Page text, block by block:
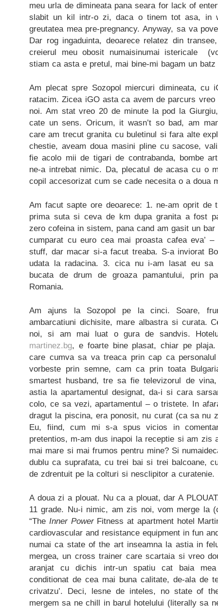
meu urla de dimineata pana seara for lack of
slabit un kil intr-o zi, daca o tinem tot asa, in
greutatea mea pre-pregnancy. Anyway, sa va
Dar rog ingaduinta, deoarece relatez din
creierul meu obosit numaisinumai istericale
stiam ca asta e pretul, mai bine-mi bagam un
Am plecat spre Sozopol miercuri dimineata, cu
ratacim. Zicea iGO asta ca avem de parcurs
noi. Am stat vreo 20 de minute la pod la
cate un sens. Oricum, it wasn’t so bad, am
care am trecut granita cu buletinul si fara alte
chestie, aveam doua masini pline cu sacose,
fie acolo mii de tigari de contrabanda, bombe
ne-a intrebat nimic. Da, plecatul de acasa cu o
copil accesorizat cum se cade necesita o a doua
Am facut sapte ore deoarece: 1. ne-am oprit de
prima suta si ceva de km dupa granita a fost
zero cofeina in sistem, pana cand am gasit un
cumparat cu euro cea mai proasta cafea eva’
stuff, dar macar si-a facut treaba. S-a inviorat
udata la radacina. 3. cica nu i-am lasat eu sa
bucata de drum de groaza pamantului, prin
Romania.
Am ajuns la Sozopol pe la cinci. Soare,
ambarcatiuni dichisite, mare albastra si curata.
noi, si am mai luat o gura de sandvis.
martinez.bg, e foarte bine plasat, chiar pe
care cumva sa va treaca prin cap ca
vorbeste prin semne, cam ca prin toata
smartest husband, tre sa fie televizorul de
astia la apartamentul designat, da-i si cara
colo, ce sa vezi, apartamentul – o tristete. In
dragut la piscina, era ponosit, nu curat (ca sa nu
Eu, fiind, cum mi s-a spus vicios in
pretentios, m-am dus inapoi la receptie si am zis
mai mare si mai frumos pentru mine? Si
dublu ca suprafata, cu trei bai si trei balcoane,
de zdrentuit pe la colturi si nesclipitor a curatenie.
A doua zi a plouat. Nu ca a plouat, dar A
11 grade. Nu-i nimic, am zis noi, vom merge la
“The Inner PowerFitness at apartment hotel
cardiovascular and resistance equipment in fun
numai ca state of the art inseamna la astia in
mergea, un cross trainer care scartaia si vreo
aranjat cu dichis intr-un spatiu cat baia
conditionat de cea mai buna calitate, de-ala de
crivatzu’. Deci, lesne de inteles, no state of
mergem sa ne chill in barul hotelului (literally sa